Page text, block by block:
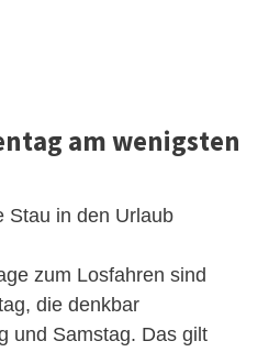
am wenigsten
Stau in den Urlaub
zum Losfahren sind
die denkbar
und Samstag. Das gilt